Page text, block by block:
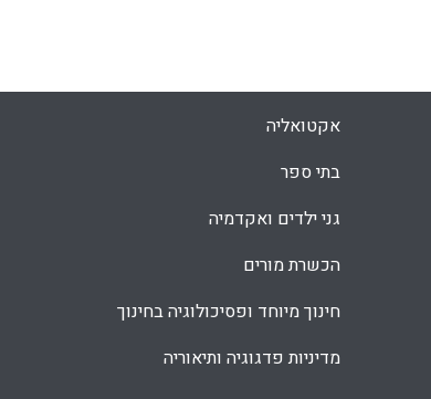
WhatsApp
Facebook
Email
X
אקטואליה
בתי ספר
גני ילדים ואקדמיה
הכשרת מורים
חינוך מיוחד ופסיכולוגיה בחינוך
מדיניות פדגוגיה ותיאוריה